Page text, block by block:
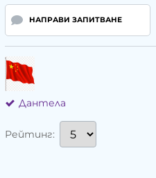
НАПРАВИ ЗАПИТВАНЕ
Дантела
Рейтинг: